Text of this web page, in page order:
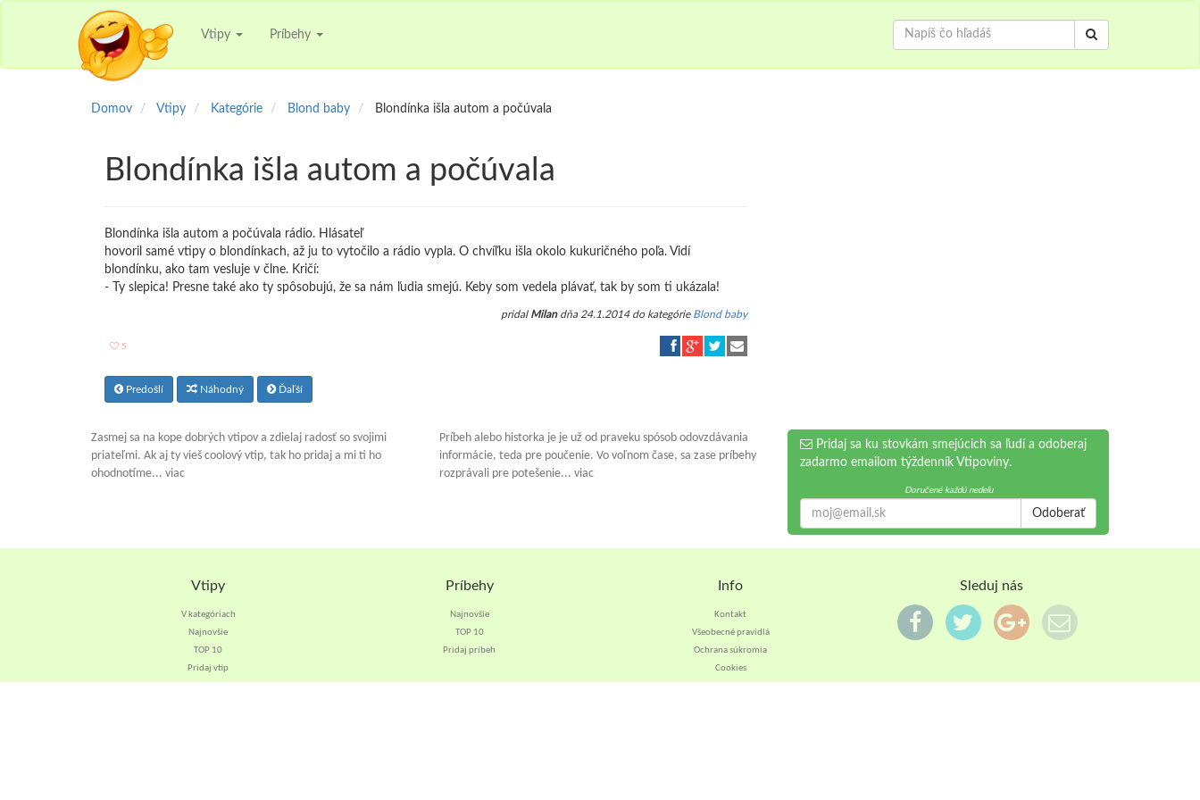
Vtipy Príbehy
Domov Vtipy Kategórie Blond baby Blondínka išla autom a počúvala
Blondínka išla autom a počúvala
Blondínka išla autom a počúvala rádio. Hlásateľ
hovoril samé vtipy o blondínkach, až ju to vytočilo a rádio vypla. O chvíľku išla okolo kukuričného poľa. Vidí
blondínku, ako tam vesluje v člne. Kričí:
- Ty slepica! Presne také ako ty spôsobujú, že sa nám ľudia smejú. Keby som vedela plávať, tak by som ti ukázala!
pridal Milandňa 24.1.2014 do kategórie Blond baby
5
Predošlí Náhodný Ďaľší
Zasmej sa na kope dobrých vtipov a zdielaj radosť so svojimi
priateľmi. Ak aj ty vieš coolový vtip, tak ho pridaj a mi ti ho
ohodnotíme... viac
Príbeh alebo historka je je už od praveku spósob odovzdávania
informácie, teda pre poučenie. Vo voľnom čase, sa zase príbehy
rozprávali pre potešenie... viac
Pridaj sa ku stovkám smejúcich sa ľudí a odoberaj
zadarmo emailom týždenník Vtipoviny.
Doručené každú nedeľu
Odoberať
Vtipy
V kategóriach
Najnovšie
TOP 10
Pridaj vtip
Príbehy
Najnovšie
TOP 10
Pridaj príbeh
Info
Kontakt
Všeobecné pravidlá
Ochrana súkromia
Cookies
Sleduj nás